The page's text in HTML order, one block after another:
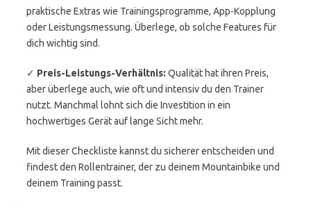
praktische Extras wie Trainingsprogramme, App-Kopplung
oder Leistungsmessung. Überlege, ob solche Features für
dich wichtig sind.
✓ Preis-Leistungs-Verhältnis: Qualität hat ihren Preis,
aber überlege auch, wie oft und intensiv du den Trainer
nutzt. Manchmal lohnt sich die Investition in ein
hochwertiges Gerät auf lange Sicht mehr.
Mit dieser Checkliste kannst du sicherer entscheiden und
findest den Rollentrainer, der zu deinem Mountainbike und
deinem Training passt.